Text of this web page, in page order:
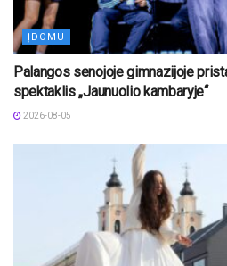
ĮDOMU
Palangos senojoje gimnazijoje
spektaklis „Jaunuolio kambaryje“
2026-08-05